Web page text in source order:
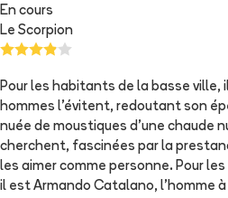
En cours
Le Scorpion
Pour les habitants de la basse ville,
hommes l'évitent, redoutant son
nuée de moustiques d'une chaude
cherchent, fascinées par la
les aimer comme personne. Pour
il est Armando Catalano, l'homme